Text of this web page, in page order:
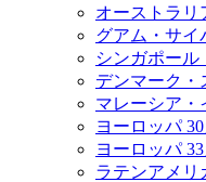
オーストラリ
グアム・サイ
シンガポール
デンマーク・
マレーシア・
ヨーロッパ
ヨーロッパ
ラテンアメリ